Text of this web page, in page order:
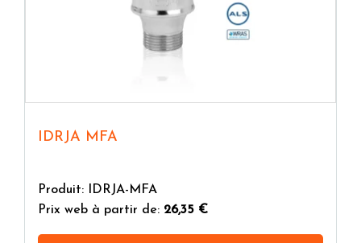
IDRJA MFA
Produit: IDRJA-MFA
Prix web à partir de: 26,35 €